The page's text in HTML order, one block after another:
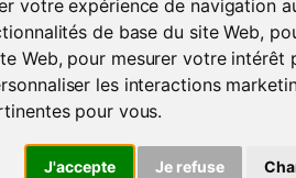
votre expérience de navigation
de base du site Web,
Web, pour mesurer votre intérêt
les interactions
pour vous.
J'accepte Je refuse